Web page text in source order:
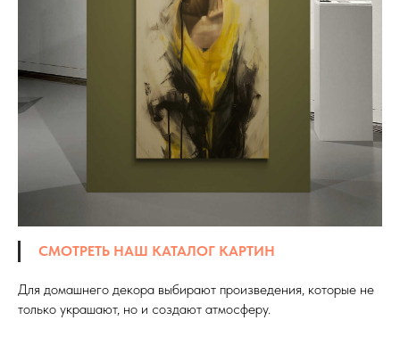
СМОТРЕТЬ НАШ КАТАЛОГ КАРТИН
Для домашнего декора выбирают произведения, которые не
только украшают, но и создают атмосферу.